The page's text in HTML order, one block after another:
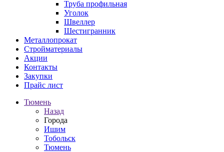
Труба профильная
Уголок
Швеллер
Шестигранник
Металлопрокат
Стройматериалы
Акции
Контакты
Закупки
Прайс лист
Тюмень
Назад
Города
Ишим
Тобольск
Тюмень